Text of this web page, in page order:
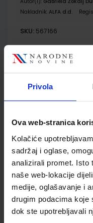
Privola
Ova web-stranica
Kolačiće
sadržaj i oglase,
analizirali promet. Isto
naše web-lokacije
medije, oglašavanje i
drugim podacima koje
dok ste upotrebljavali
Nakladnik: ALFA d.d.
SKU: 567166
Udžbenik
MOJA DOMENA 3;
Nakladnik:ALFA d.d.
SKU: 567182
ŠIFRA OMOTA: 500167
Udžbenik